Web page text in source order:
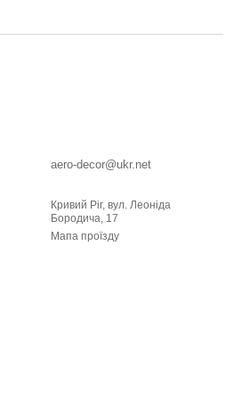
aero-decor@ukr.net
Кривий Ріг, вул. Леоніда
Бородича, 17
Мапа проїзду